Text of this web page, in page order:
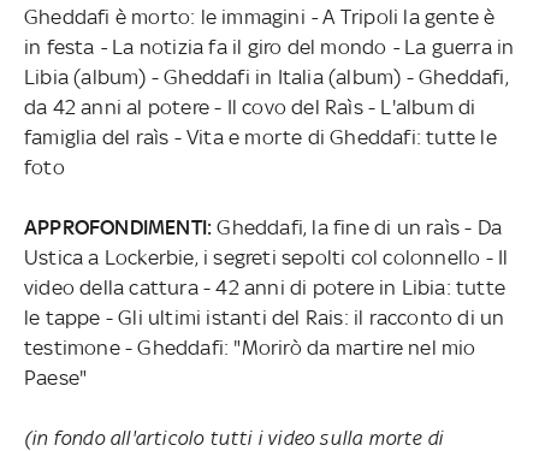
Gheddafi è morto: le immagini -A Tripoli la gente è
in festa - La notizia fa il giro del mondo - La guerra in
Libia (album) - Gheddafi in Italia (album) - Gheddafi,
da 42 anni al potere - Il covo del Raìs - L'album di
famiglia del raìs - Vita e morte di Gheddafi: tutte le
foto
APPROFONDIMENTI:Gheddafi, la fine di un raìs - Da
Ustica a Lockerbie, i segreti sepolti col colonnello - Il
video della cattura - 42 anni di potere in Libia: tutte
le tappe - Gli ultimi istanti del Rais: il racconto di un
testimone - Gheddafi: "Morirò da martire nel mio
Paese"
(in fondo all'articolo tutti i video sulla morte di